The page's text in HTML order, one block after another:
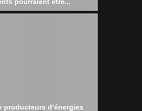
pourraient être...
producteurs d’énergies